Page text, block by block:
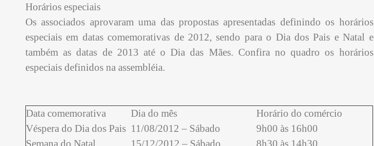
Horários especiais
Os associados aprovaram uma das propostas apresentadas definindo os horários
especiais em datas comemorativas de 2012, sendo para o Dia dos Pais e Natal e
também as datas de 2013 até o Dia das Mães. Confira no quadro os horários
especiais definidos na assembléia.
Data comemorativa Dia do mês
Horário do comércio
Véspera do Dia dos Pais 11/08/2012 – Sábado
9h00 às 16h00
Semana do Natal
15/12/2012 – Sábado
8h30 às 14h30